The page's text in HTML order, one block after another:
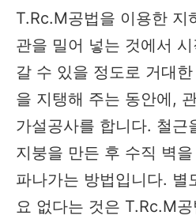
T.Rc.M공법을 이용한 지
관을 밀어 넣는 것에서
갈 수 있을 정도로 거대
을 지탱해 주는 동안에,
가설공사를 합니다. 철근
지붕을 만든 후 수직 벽
파나가는 방법입니다. 별
요 없다는 것은 T.Rc.M